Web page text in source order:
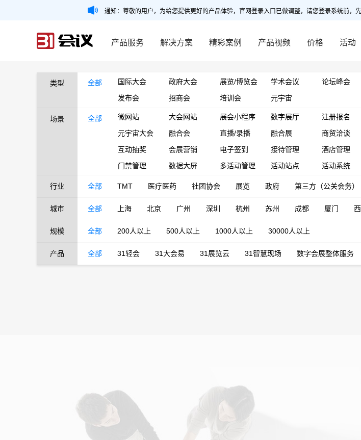
通知：尊敬的用户，为给您提供更好的产品体验，官网登录入口已做调整，请您登录系统前，
产品服务 解决方案 精彩案例 产品视频 价格 活动
类型 全部 国际大会 政府大会 展览/博览会 学术会议 论坛峰会
发布会
招商会 培训会 元宇宙
场景 全部 微网站 大会网站 展会小程序 数字展厅 注册报名
元宇宙大会
融合会 直播/录播 融合展 商贸洽谈
互动抽奖
会展营销 电子签到 接待管理 酒店管理
门禁管理
数据大屏 多活动管理 活动站点 活动系统
行业 全部 TMT 医疗医药 社团协会 展览 政府 第三方（公关会务）
城市 全部 上海 北京 广州 深圳 杭州 苏州 成都 厦门
规模 全部 200人以上 500人以上 1000人以上 30000人以上
产品 全部 31轻会 31大会易 31展览云 31智慧现场 数字会展整体服务